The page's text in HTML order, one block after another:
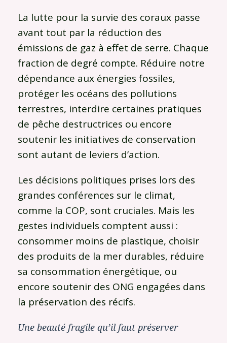
La lutte pour la survie des coraux passe
avant tout par la réduction des
émissions de gaz à effet de serre. Chaque
fraction de degré compte. Réduire notre
dépendance aux énergies fossiles,
protéger les océans des pollutions
terrestres, interdire certaines pratiques
de pêche destructrices ou encore
soutenir les initiatives de conservation
sont autant de leviers d’action.
Les décisions politiques prises lors des
grandes conférences sur le climat,
comme la COP, sont cruciales. Mais les
gestes individuels comptent aussi :
consommer moins de plastique, choisir
des produits de la mer durables, réduire
sa consommation énergétique, ou
encore soutenir des ONG engagées dans
la préservation des récifs.
Une beauté fragile qu’il faut préserver